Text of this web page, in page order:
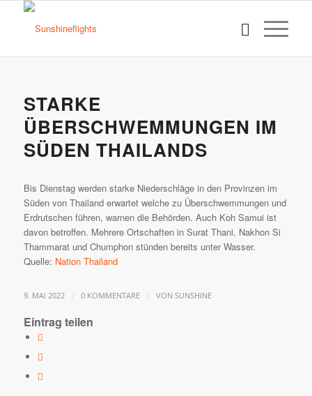
STARKE
ÜBERSCHWEMMUNGEN IM
SÜDEN THAILANDS
Bis Dienstag werden starke Niederschläge in den Provinzen im
Süden von Thailand erwartet welche zu Überschwemmungen und
Erdrutschen führen, warnen die Behörden. Auch Koh Samui ist
davon betroffen. Mehrere Ortschaften in Surat Thani, Nakhon Si
Thammarat und Chumphon stünden bereits unter Wasser.
Quelle: Nation Thailand
9. MAI 2022 / 0 KOMMENTARE / VON SUNSHINE
Eintrag teilen